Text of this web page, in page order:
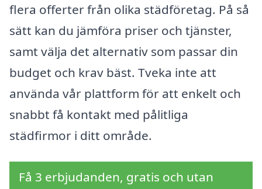
flera offerter från olika städföretag. På så
sätt kan du jämföra priser och tjänster,
samt välja det alternativ som passar din
budget och krav bäst. Tveka inte att
använda vår plattform för att enkelt och
snabbt få kontakt med pålitliga
städfirmor i ditt område.
Få 3 erbjudanden, gratis och utan